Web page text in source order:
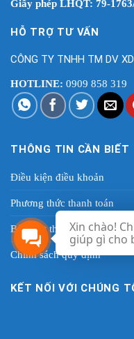
Giấy phép LHQT: 79-
HỖ TRỢ TƯ VẤN
CÔNG TY TNHH TM DV
HOTLINE: 0909 858 319
THÔNG TIN CẦN BIẾT
Điều kiện điều khoản
Phương thức thanh toán
Bảo mật thông tin khách
Chính sách quy định
KẾT NỐI VỚI CHÚNG
Xin chào!
giúp gì cho